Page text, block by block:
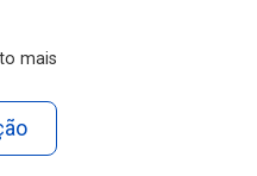
mais